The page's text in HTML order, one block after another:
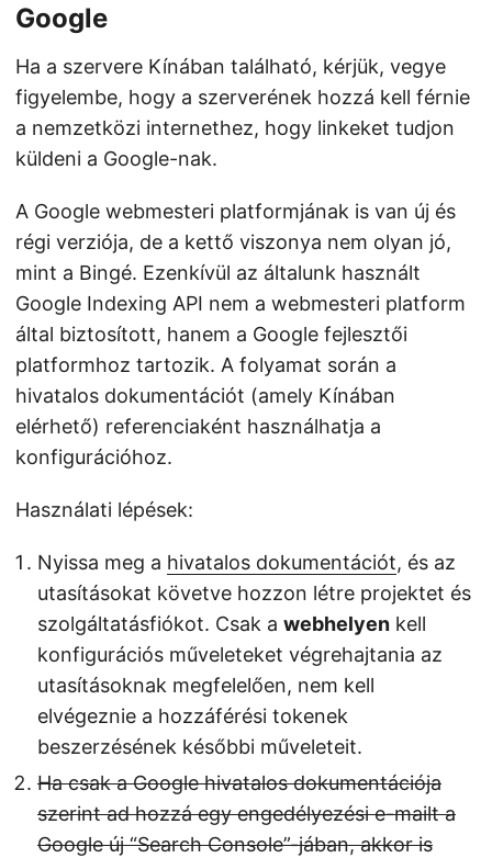
Google
Ha a szervere Kínában található, kérjük, vegye
figyelembe, hogy a szerverének hozzá kell férnie
a nemzetközi internethez, hogy linkeket tudjon
küldeni a Google-nak.
A Google webmesteri platformjának is van új és
régi verziója, de a kettő viszonya nem olyan jó,
mint a Bingé. Ezenkívül az általunk használt
Google Indexing API nem a webmesteri platform
által biztosított, hanem a Google fejlesztői
platformhoz tartozik. A folyamat során a
hivatalos dokumentációt (amely Kínában
elérhető) referenciaként használhatja a
konfigurációhoz.
Használati lépések:
Nyissa meg a hivatalos dokumentációt, és az
utasításokat követve hozzon létre projektet és
szolgáltatásfiókot. Csak a webhelyen kell
konfigurációs műveleteket végrehajtania az
utasításoknak megfelelően, nem kell
elvégeznie a hozzáférési tokenek
beszerzésének későbbi műveleteit.
Ha csak a Google hivatalos dokumentációja
szerint ad hozzá egy engedélyezési e-mailt a
Google új “Search Console”-jában, akkor is